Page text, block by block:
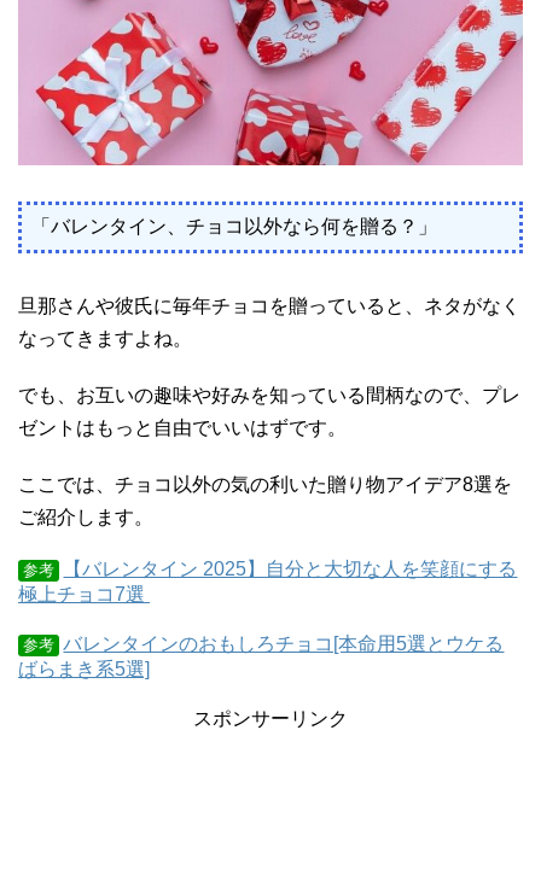
「バレンタイン、チョコ以外なら何を贈る？」
旦那さんや彼氏に毎年チョコを贈っていると、ネタがなく
なってきますよね。
でも、お互いの趣味や好みを知っている間柄なので、プレ
ゼントはもっと自由でいいはずです。
ここでは、チョコ以外の気の利いた贈り物アイデア8選を
ご紹介します。
参考
【バレンタイン 2025】自分と大切な人を笑顔にする
極上チョコ7選
参考 バレンタインのおもしろチョコ[本命用5選とウケる
ばらまき系5選]
スポンサーリンク